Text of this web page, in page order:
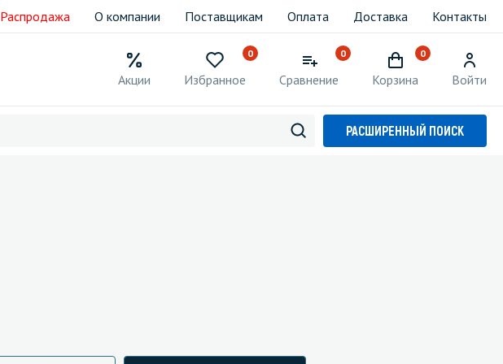
Распродажа О компании Поставщикам Оплата Доставка Контакты
Акции
0
Избранное
0
Сравнение
0
Корзина Войти
РАСШИРЕННЫЙ ПОИСК